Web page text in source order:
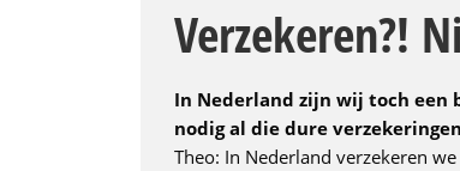
Verzekeren?!
In Nederland zijn wij toch een
nodig al die dure
Theo: In Nederland verzekeren